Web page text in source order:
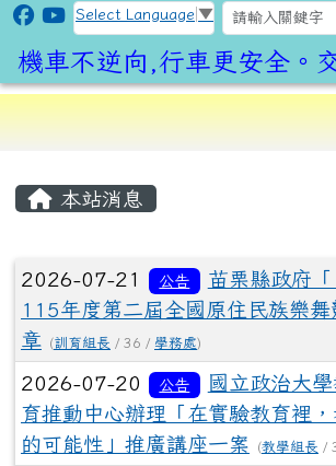
跳至主內容區
CLPS Site
Select Language ▼
機車不逆向,行車更安全。
導覽列
本站消息
文章列表
2026-07-21 公告
苗栗縣政府「
115年度第二屆全國原住民族樂舞
章
(訓育組長 / 36 / 學務處)
2026-07-20 公告
國立政治大
育推動中心辦理「在實驗教育裡
的可能性」推廣講座一案
(教學組長 /